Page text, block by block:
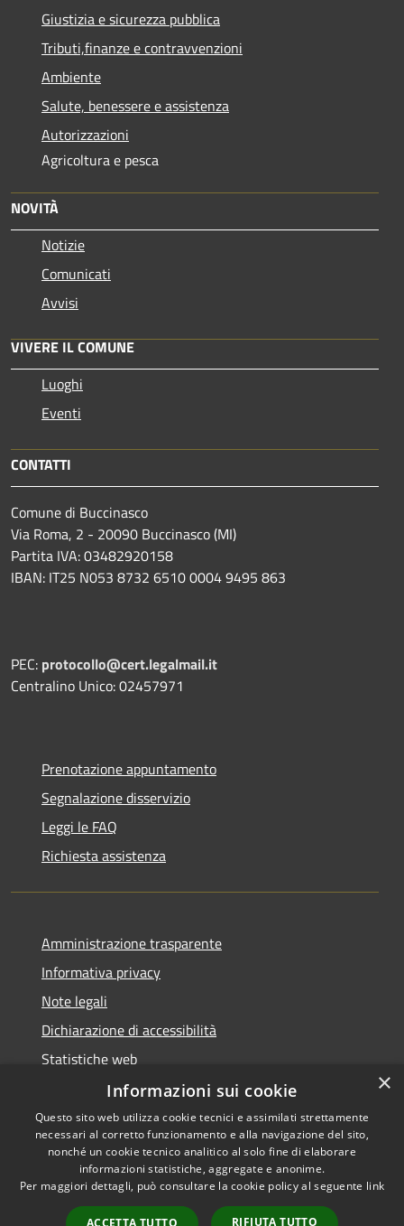
Giustizia e sicurezza pubblica
Tributi,finanze e contravvenzioni
Ambiente
Salute, benessere e assistenza
Autorizzazioni
Agricoltura e pesca
NOVITÀ
Notizie
Comunicati
Avvisi
VIVERE IL COMUNE
Luoghi
Eventi
CONTATTI
Comune di Buccinasco
Via Roma, 2 - 20090 Buccinasco (MI)
Partita IVA: 03482920158
IBAN: IT25 N053 8732 6510 0004 9495 863
PEC: protocollo@cert.legalmail.it
Centralino Unico: 02457971
Prenotazione appuntamento
Segnalazione disservizio
Leggi le FAQ
Richiesta assistenza
Amministrazione trasparente
Informativa privacy
Note legali
Dichiarazione di accessibilità
Statistiche web
Accessibilità
Privacy
Copyright © 2026 • Comune di
Buccinasco • Powered by
Municipium•Accesso
redazione
×
Informazioni sui cookie
Questo sito web utilizza cookie tecnici e assimilati strettamente
necessari al corretto funzionamento e alla navigazione del sito,
nonché un cookie tecnico analitico al solo fine di elaborare
informazioni statistiche, aggregate e anonime.
Per maggiori dettagli, può consultare la cookie policy al seguente link
ACCETTA TUTTO RIFIUTA TUTTO